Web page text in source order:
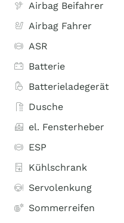
Airbag Beifahrer
Airbag Fahrer
ASR
Batterie
Batterieladegerät
Dusche
el. Fensterheber
ESP
Kühlschrank
Servolenkung
Sommerreifen